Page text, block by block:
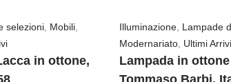
selezioni Mobili
in ottone,
Illuminazione, Lampade
Modernariato, Ultimi Arrivi
Lampada in
Tommaso Barbi,